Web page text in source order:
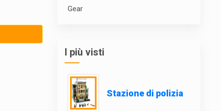
Gear
I più visti
Stazione di polizia